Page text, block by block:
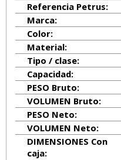
Referencia Petrus:
Marca:
Color:
Material:
Tipo / clase:
Capacidad:
PESO Bruto:
VOLUMEN Bruto:
PESO Neto:
VOLUMEN Neto:
DIMENSIONES Con
caja: